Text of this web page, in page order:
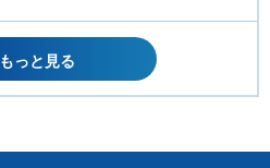
もっと見る